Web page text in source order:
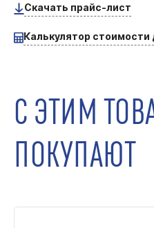
Скачать прайс-лист
Калькулятор стоимости
С ЭТИМ
ПОКУПАЮТ